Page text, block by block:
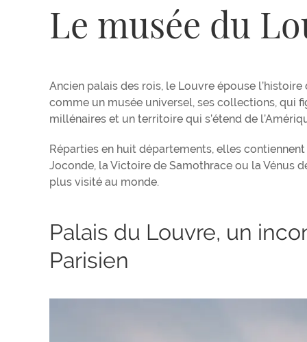
Le musée du
Ancien palais des rois, le Louvre épouse
comme un musée universel, ses collections, qui
millénaires et un territoire qui s’étend de
Réparties en huit départements, elles
Joconde, la Victoire de Samothrace ou la Vénus
plus visité au monde.
Palais du Louvre, un
Parisien